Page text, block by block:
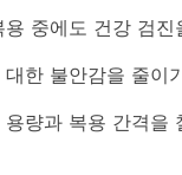
용 중에도 건강 검
대한 불안감을 줄이
용량과 복용 간격을